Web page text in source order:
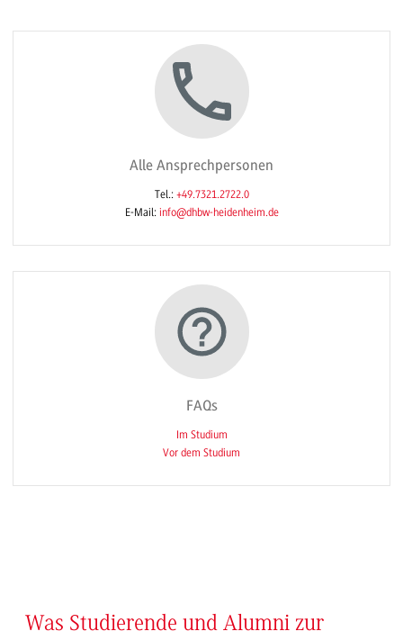
Alle Ansprechpersonen
Tel.: +49.7321.2722.0
E-Mail: info@dhbw-heidenheim.de
FAQs
Im Studium
Vor dem Studium
Was Studierende und Alumni zur